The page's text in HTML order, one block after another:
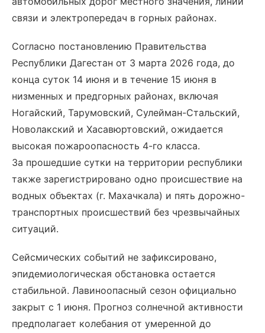
связи и электропередач в горных районах.
Согласно постановлению Правительства
Республики Дагестан от 3 марта 2026 года, до
конца суток 14 июня и в течение 15 июня в
низменных и предгорных районах, включая
Ногайский, Тарумовский, Сулейман-Стальский,
Новолакский и Хасавюртовский, ожидается
высокая пожароопасность 4-го класса.
За прошедшие сутки на территории республики
также зарегистрировано одно происшествие на
водных объектах (г. Махачкала) и пять дорожно-
транспортных происшествий без чрезвычайных
ситуаций.
Сейсмических событий не зафиксировано,
эпидемиологическая обстановка остается
стабильной. Лавиноопасный сезон официально
закрыт с 1 июня. Прогноз солнечной активности
предполагает колебания от умеренной до